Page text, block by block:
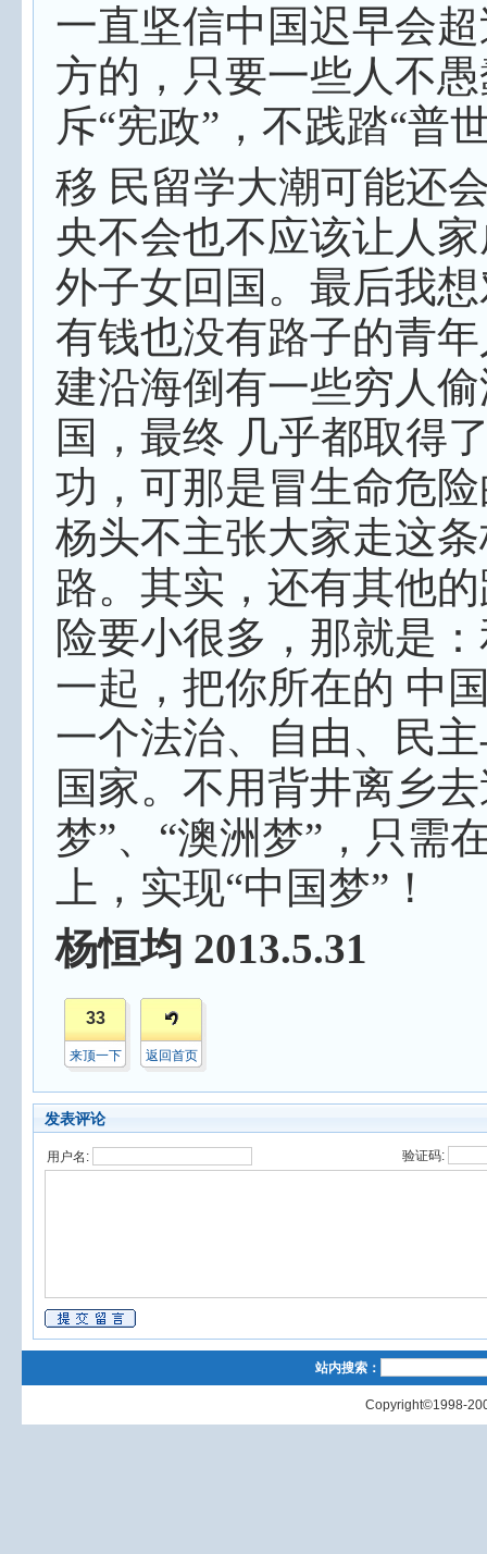
一直坚信中国迟早会
方的，只要一些人不
斥“宪政”，不践踏“普
移 民留学大潮可能还
央不会也不应该让人
外子女回国。最后我
有钱也没有路子的青
建沿海倒有一些穷人
国，最终 几乎都取得
功，可那是冒生命危
杨头不主张大家走这
路。其实，还有其他
险要小很多，那就是
一起，把你所在的 中
一个法治、自由、民
国家。不用背井离乡
梦”、“澳洲梦”，只需
上，实现“中国梦”！
杨恒均 2013.5.31
33
来顶一下 返回首页
发表评论
用户名: 验证码:
站内搜索：
Copyright©1998-